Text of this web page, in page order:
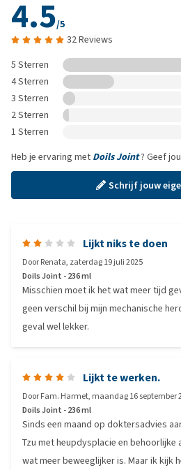
4.5/5
32 Reviews
5 Sterren
4 Sterren
3 Sterren
2 Sterren
1 Sterren
Heb je ervaring met Doils Joint? Geef
Schrijf jouw
Lijkt niks te doen
DoorRenata, zaterdag 19 juli 2025
Doils Joint - 236 ml
Misschien moet ik het wat meer tijd
geen verschil bij mijn mechanische
geval wel lekker.
Lijkt te werken.
DoorFam. Harmet, maandag 16 september
Doils Joint - 236 ml
Sinds een maand op doktersadvies
Tzu met heupdysplacie en
wat meer beweeglijker is. Maar ik kijk